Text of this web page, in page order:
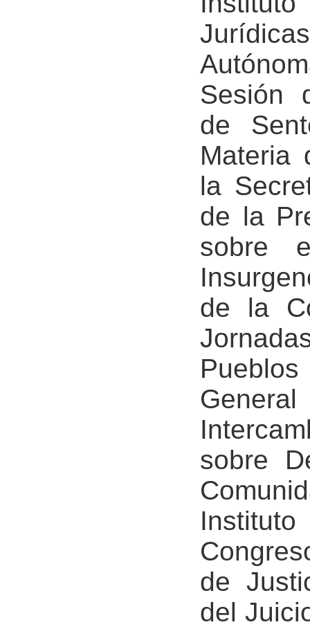
Sesión
de
Materia
la
de la
sobre
de la
sobre
de
del